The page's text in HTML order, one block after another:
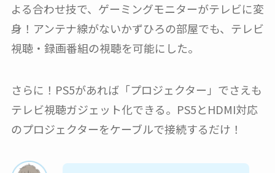
よる合わせ技で、ゲーミングモニターがテレビに変
身！アンテナ線がないかずひろの部屋でも、テレビ
視聴・録画番組の視聴を可能にした。
さらに！PS5があれば「プロジェクター」でさえも
テレビ視聴ガジェット化できる。PS5とHDMI対応
のプロジェクターをケーブルで接続するだけ！